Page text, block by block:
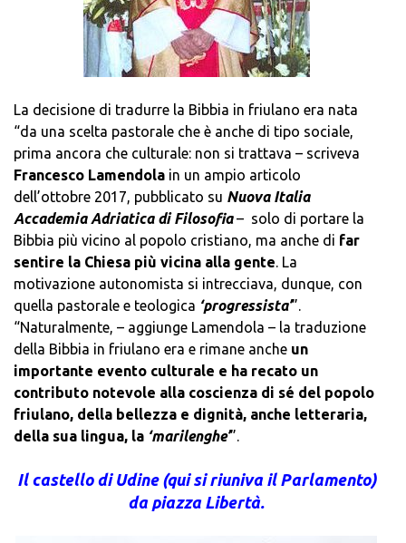
La decisione di tradurre la Bibbia in friulano era nata
“da una scelta pastorale che è anche di tipo sociale,
prima ancora che culturale: non si trattava – scriveva
Francesco Lamendola in un ampio articolo
dell’ottobre 2017, pubblicato su Nuova Italia
Accademia Adriatica di Filosofia – solo di portare la
Bibbia più vicino al popolo cristiano, ma anche di far
sentire la Chiesa più vicina alla gente. La
motivazione autonomista si intrecciava, dunque, con
quella pastorale e teologica ‘progressista’”.
“Naturalmente, – aggiunge Lamendola – la traduzione
della Bibbia in friulano era e rimane anche un
importante evento culturale e ha recato un
contributo notevole alla coscienza di sé del popolo
friulano, della bellezza e dignità, anche letteraria,
della sua lingua, la ‘marilenghe’”.
Il castello di Udine (qui si riuniva il Parlamento)
da piazza Libertà.